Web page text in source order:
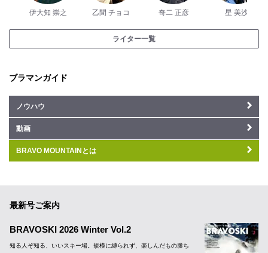
伊大知 崇之 乙間 チョコ 奇二 正彦 星 美沙
ライター一覧
ブラマンガイド
ノウハウ
動画
BRAVO MOUNTAINとは
最新号ご案内
BRAVOSKI 2026 Winter Vol.2
知る人ぞ知る、いいスキー場。規模に縛られず、楽しんだもの勝ち